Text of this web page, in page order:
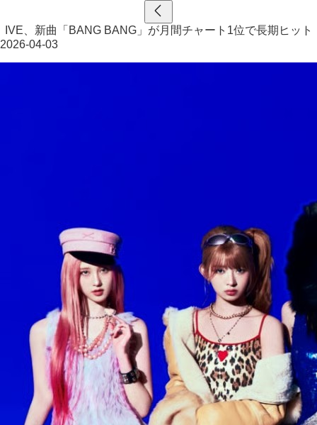
IVE、新曲「BANG BANG」が月間チャート1位で長期ヒット
2026-04-03